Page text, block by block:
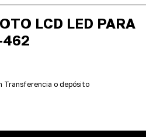
LCD LED PARA
462
Transferencia o depósito